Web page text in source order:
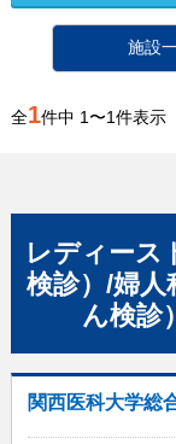
施設
全1件中 1〜1件表示
レディース
検診）/婦人
ん検診）
関西医科大学総